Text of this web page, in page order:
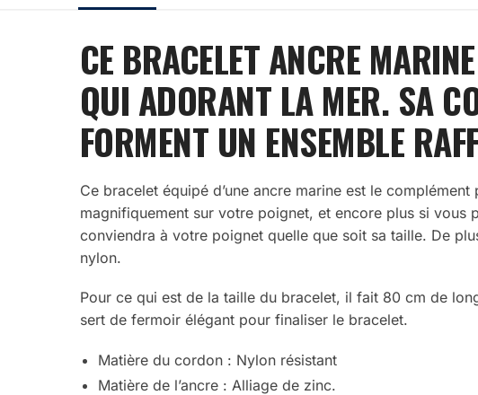
CE BRACELET ANCRE
QUI ADORANT LA MER. SA
FORMENT UN ENSEMBLE
Ce bracelet équipé d’une ancre marine est le
magnifiquement sur votre poignet, et encore plus si vous
conviendra à votre poignet quelle que soit sa taille. De
nylon.
Pour ce qui est de la taille du bracelet, il fait 80 cm de
sert de fermoir élégant pour finaliser le bracelet.
Matière du cordon : Nylon résistant
Matière de l’ancre : Alliage de zinc.